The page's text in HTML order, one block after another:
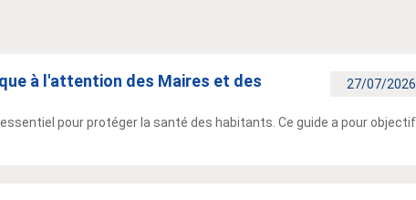
27/07/2026
à l'attention des Maires et des
pour protéger la santé des habitants. Ce guide a pour